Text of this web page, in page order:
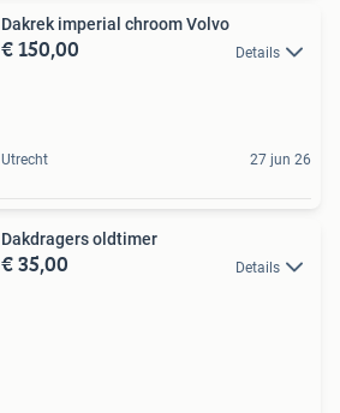
Dakrek imperial chroom Volvo
€ 150,00 Details
Utrecht 27 jun 26
Dakdragers oldtimer
€ 35,00 Details